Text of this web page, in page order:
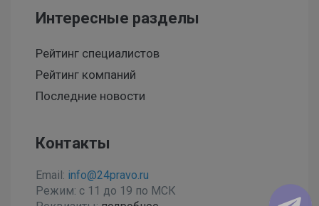
Интересные разделы
Рейтинг специалистов
Рейтинг компаний
Последние новости
Контакты
Email: info@24pravo.ru
Режим: с 11 до 19 по МСК